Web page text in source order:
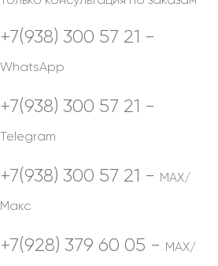
+7(938) 300 57 21 -
WhatsApp
+7(938) 300 57 21 -
Telegram
+7(938) 300 57 21 - MAX/
Макс
+7(928) 379 60 05 - MAX/